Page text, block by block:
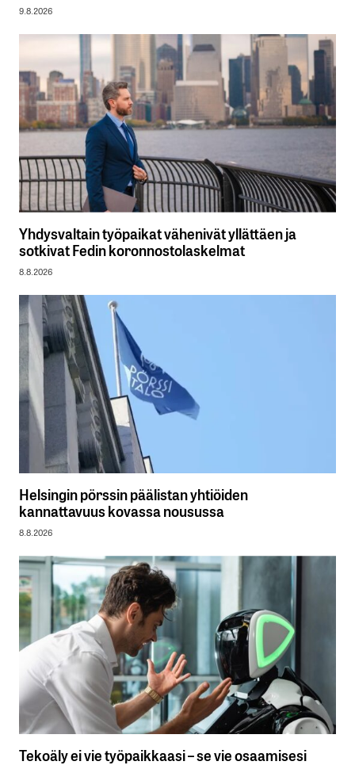
9.8.2026
Yhdysvaltain työpaikat vähenivät yllättäen ja
sotkivat Fedin koronnostolaskelmat
8.8.2026
Helsingin pörssin päälistan yhtiöiden
kannattavuus kovassa nousussa
8.8.2026
Tekoäly ei vie työpaikkaasi – se vie osaamisesi